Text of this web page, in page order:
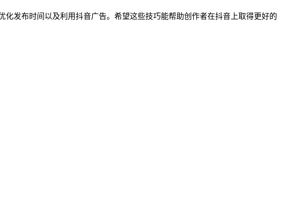
发布时间以及利用抖音广告。希望这些技巧能帮助创作者在抖音上取得更好的